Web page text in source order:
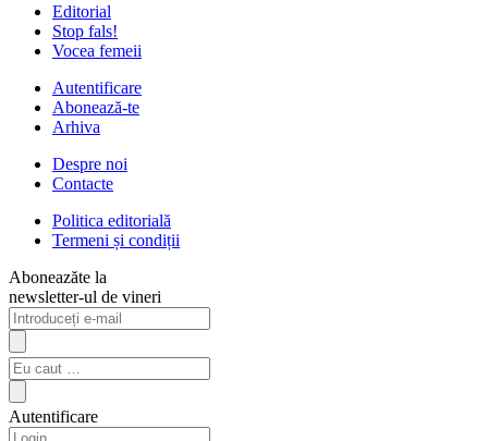
Editorial
Stop fals!
Vocea femeii
Autentificare
Abonează-te
Arhiva
Despre noi
Contacte
Politica editorială
Termeni și condiții
Aboneazăte la
newsletter-ul de vineri
Autentificare